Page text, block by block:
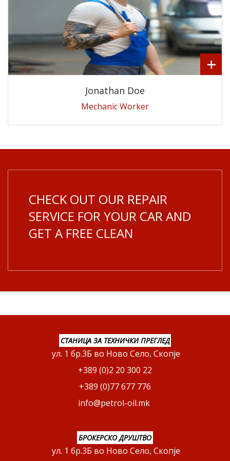
Jonathan Doe
Mechanic Worker
CHECK OUT OUR REPAIR
SERVICE FOR YOUR CAR AND
GET A FREE CLEAN
СТАНИЦА ЗА ТЕХНИЧКИ ПРЕГЛЕД
ул. 1 бр.3Б во Ново Село, Скопје
+389 (0)2 20 300 22
+389 (0)77 677 776
info@petrol-oil.mk
БРОКЕРСКО ДРУШТВО
ул. 1 бр.3Б во Ново Село, Скопје